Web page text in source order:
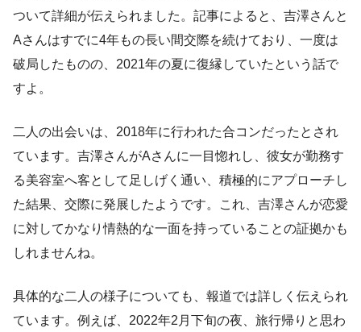
ついて詳細が伝えられました。記事によると、吉澤さんと
Aさんはすでに4年もの長い間交際を続けており、一度は
破局したものの、2021年の夏に復縁していたという話で
すよ。
二人の出会いは、2018年に行われた合コンだったとされ
ています。吉澤さんがAさんに一目惚れし、彼女が勤務す
る美容室へ客として足しげく通い、積極的にアプローチし
た結果、交際に発展したようです。これ、吉澤さんが恋愛
に対してかなり情熱的な一面を持っていることの証拠かも
しれませんね。
具体的な二人の様子についても、報道では詳しく伝えられ
ています。例えば、2022年2月下旬の夜、旅行帰りと思わ